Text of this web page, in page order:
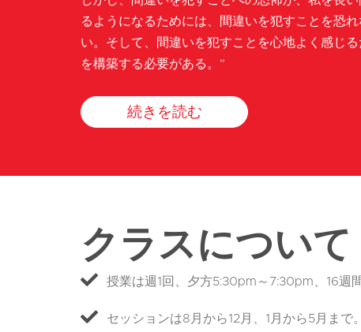
るようになるためには、間違いを犯すことを恐
い。そして、間違いを犯すことを心地よく感じ
を構築する必要がある。”
続きを読む
クラスについて
授業は週1回、夕方5:30pm～7:30pm、16週
セッションは8月から12月、1月から5月まで